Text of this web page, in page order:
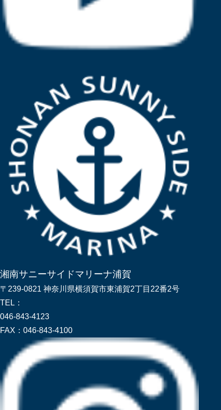
湘南サニーサイドマリーナ浦賀
〒239-0821 神奈川県横須賀市東浦賀2丁目22番2号
TEL：
046-843-4123
FAX： 046-843-4100